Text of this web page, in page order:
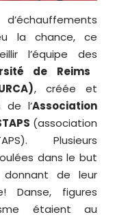
la chance, ce
l’équipe des
de Reims
, créée et
de l’Association
(association
Plusieurs
dans le but
donnant de leur
Danse, figures
étaient au